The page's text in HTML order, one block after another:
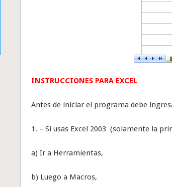
INSTRUCCIONES PARA EXCEL
Antes de iniciar el programa debe
1. – Si usas Excel 2003 (solamente la
a) Ir a Herramientas,
b) Luego a Macros,